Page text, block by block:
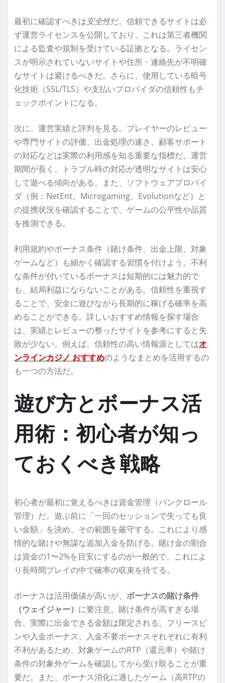
最初に確認すべきは安全性だ。信頼できるサイトは必
ず運営ライセンスを公開しており、これは第三者機関
による監査や規制を受けている証拠となる。ライセン
スが明示されていないサイトや住所・連絡先が不明確
なサイトは避けるべきだ。さらに、使用している暗号
化技術（SSL/TLS）や支払いプロバイダの信頼性もチ
ェックポイントになる。
次に、運営実績と評判を見る。プレイヤーのレビュー
や専門サイトの評価、出金処理の速さ、顧客サポート
の対応などは実際の利用感を知る重要な指標だ。運営
期間が長く、トラブル時の対応が透明なサイトは安心
して遊べる傾向がある。また、ソフトウェアプロバイ
ダ（例：NetEnt、Microgaming、Evolutionなど）と
の提携状況を確認することで、ゲームの公平性や品質
を推測できる。
利用規約やボーナス条件（賭け条件、出金上限、対象
ゲームなど）も細かく確認する習慣を付けよう。不利
な条件が付いているボーナスは短期的には魅力的で
も、結局利益にならないことがある。信頼性を重視す
ることで、安全に遊びながら長期的に稼げる確率を高
めることができる。詳しいおすすめ情報を探す場合
は、実績とレビューの整ったサイトを参考にすると失
敗が少ない。例えば、信頼性の高い情報源としてはオ
ンラインカジノ おすすめのようなまとめを活用するの
も一つの方法だ。
遊び方とボーナス活
用術：初心者が知っ
ておくべき戦略
初心者が最初に覚えるべきは資金管理（バンクロール
管理）だ。遊ぶ前に「一回のセッションで失っても良
い金額」を決め、その範囲を厳守する。これにより感
情的な賭けや無謀な追加入金を防げる。賭け金の割合
は資金の1〜2%を目安にするのが一般的で、これによ
り長時間プレイの中で確率の収束を待てる。
ボーナスは活用価値が高いが、 ボーナスの賭け条件
（ウェイジャー） に要注意。賭け条件が高すぎる場
合、実際に出金できる金額は限定される。フリースピ
ンや入金ボーナス、入金不要ボーナスそれぞれに有利
不利があるため、対象ゲームのRTP（還元率）や賭け
条件の対象外ゲームを確認してから受け取ることが重
要だ。また、ボーナス消化に適したゲーム（高RTPの